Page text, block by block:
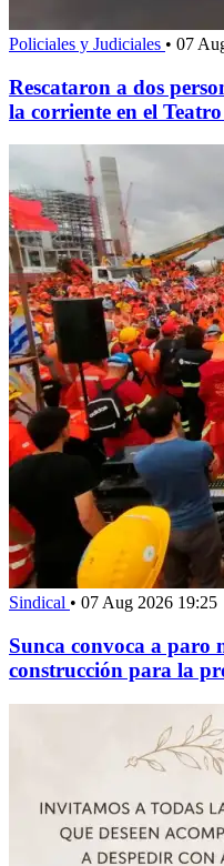
Policiales y Judiciales • 07
Rescataron a dos
la corriente en el
Sindical • 07 Aug 2026 19:25
Sunca convoca a paro
construcción para la